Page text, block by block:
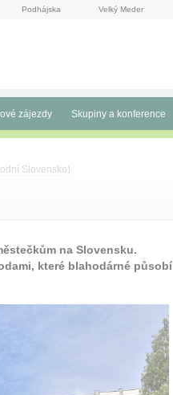
Podhájska Velký Meder
zájezdy Skupiny a konference
Slovensko)
na Slovensku.
které blahodárné působí